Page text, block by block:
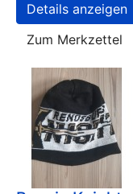
Details anzeigen
Zum Merkzettel